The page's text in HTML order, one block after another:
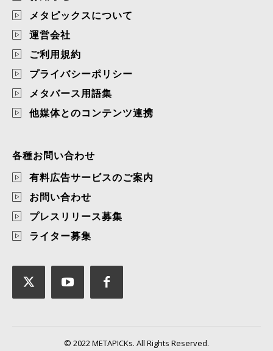
メタピックスについて
運営会社
ご利用規約
プライバシーポリシー
メタバース用語集
他媒体とのコンテンツ連携
各種お問い合わせ
有料広告サービスのご案内
お問い合わせ
プレスリリース募集
ライター募集
© 2022 METAPICKs. All Rights Reserved.